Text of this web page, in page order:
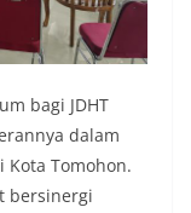
bagi JDHT
dalam
Tomohon.
bersinergi